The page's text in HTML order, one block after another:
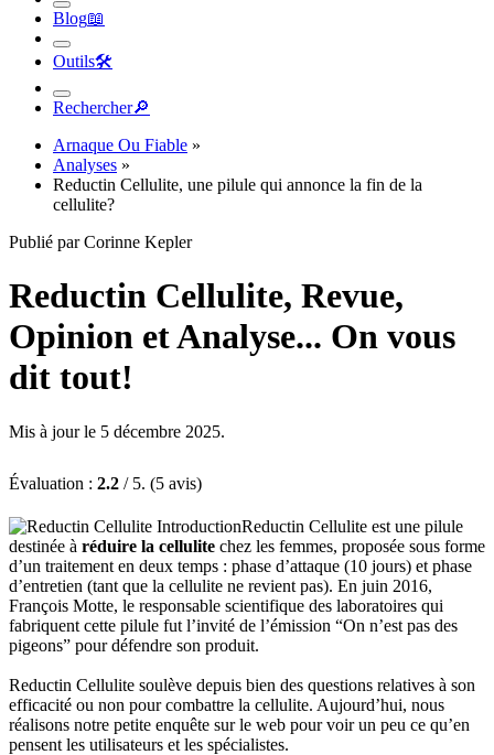
Blog📖︎
Outils🛠︎
Rechercher🔎︎
Arnaque Ou Fiable »
Analyses »
Reductin Cellulite, une pilule qui annonce la fin de la
cellulite?
Publié par Corinne Kepler
Reductin Cellulite, Revue,
Opinion et Analyse... On vous
dit tout!
Mis à jour le 5 décembre 2025.
Évaluation : 2.2 / 5. (5 avis)
Reductin Cellulite est une pilule
destinée à réduire la cellulite chez les femmes, proposée sous forme
d’un traitement en deux temps : phase d’attaque (10 jours) et phase
d’entretien (tant que la cellulite ne revient pas). En juin 2016,
François Motte, le responsable scientifique des laboratoires qui
fabriquent cette pilule fut l’invité de l’émission “On n’est pas des
pigeons” pour défendre son produit.
Reductin Cellulite soulève depuis bien des questions relatives à son
efficacité ou non pour combattre la cellulite. Aujourd’hui, nous
réalisons notre petite enquête sur le web pour voir un peu ce qu’en
pensent les utilisateurs et les spécialistes.